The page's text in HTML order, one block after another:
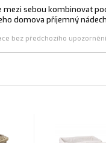
mezi sebou kombinovat
domova příjemný
bez předchozího